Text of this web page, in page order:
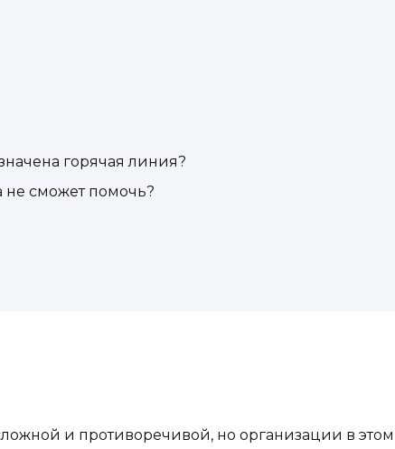
горячая линия?
не сможет помочь?
и противоречивой, но организации в этом